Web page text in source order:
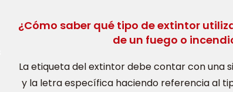
¿Cómo saber qué tipo de extintor
de un fuego o
La etiqueta del extintor debe contar con una
y la letra específica haciendo referencia al